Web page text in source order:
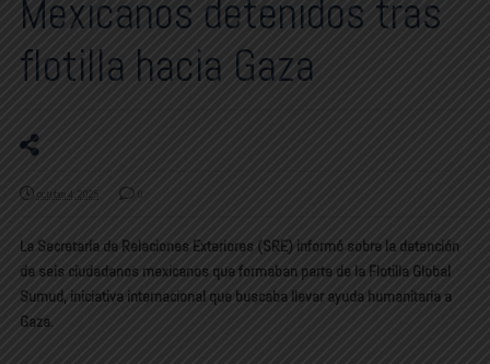
Mexicanos detenidos tras
flotilla hacia Gaza
octubre 4, 2025 0
La Secretaría de Relaciones Exteriores (SRE) informó sobre la detención
de seis ciudadanos mexicanos que formaban parte de la Flotilla Global
Sumud, iniciativa internacional que buscaba llevar ayuda humanitaria a
Gaza.